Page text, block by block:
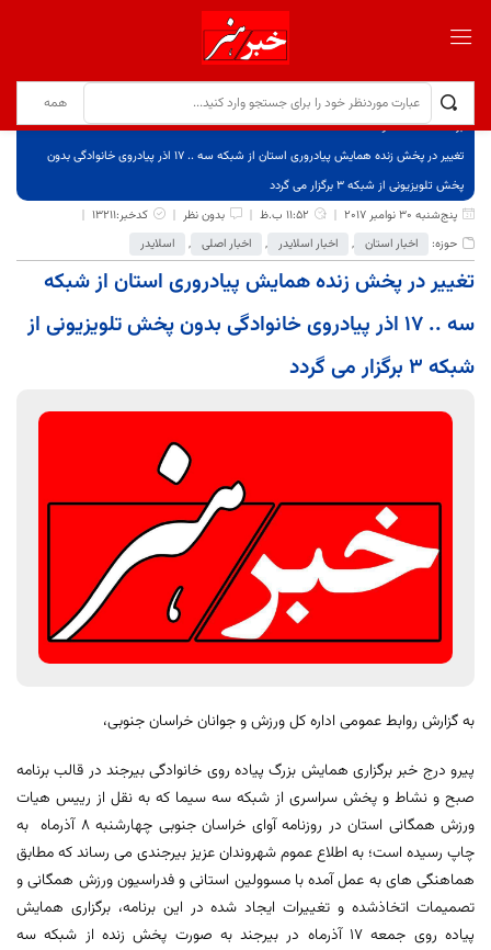
برگ نخست
نوشته‌ها
تغییر در پخش زنده همایش پیادروری استان از شبکه سه .. 17 اذر پیادروی خانوادگی بدون
پخش تلویزیونی از شبکه 3 برگزار می گردد
پنج‌شنبه 30 نوامبر 2017
11:52 ب.ظ بدون نظر
کدخبر:13211
حوزه:
اخبار استان , اخبار اسلایدر , اخبار اصلی , اسلایدر
تغییر در پخش زنده همایش پیادروری استان از شبکه
سه .. 17 اذر پیادروی خانوادگی بدون پخش تلویزیونی از
شبکه 3 برگزار می گردد
به گزارش روابط عمومی اداره کل ورزش و جوانان خراسان جنوبی،
پیرو درج خبر برگزاری همایش بزرگ پیاده روی خانوادگی بیرجند در قالب برنامه
صبح و نشاط و پخش سراسری از شبکه سه سیما که به نقل از رییس هیات
ورزش همگانی استان در روزنامه آوای خراسان جنوبی چهارشنبه ۸ آذرماه به
چاپ رسیده است؛ به اطلاع عموم شهروندان عزیز بیرجندی می رساند که مطابق
هماهنگی های به عمل آمده با مسوولین استانی و فدراسیون ورزش همگانی و
تصمیمات اتخاذشده و تغییرات ایجاد شده در این برنامه، برگزاری همایش
پیاده روی جمعه 17 آذرماه در بیرجند به صورت پخش زنده از شبکه سه